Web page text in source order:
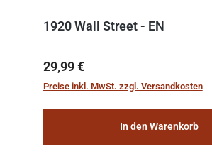
1920 Wall Street - EN
Regulärer Preis:
29,99 €
Preise inkl. MwSt. zzgl. Versandkosten
In den Warenkorb